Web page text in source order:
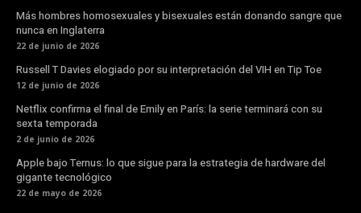
Más hombres homosexuales y bisexuales están donando sangre que
nunca en Inglaterra
22 de junio de 2026
Russell T Davies elogiado por su interpretación del VIH en Tip Toe
12 de junio de 2026
Netflix confirma el final de Emily en París: la serie terminará con su
sexta temporada
2 de junio de 2026
Apple bajo Ternus: lo que sigue para la estrategia de hardware del
gigante tecnológico
22 de mayo de 2026